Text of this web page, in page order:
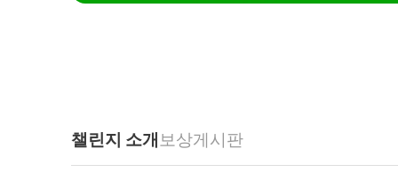
챌린지 소개 보상게시판